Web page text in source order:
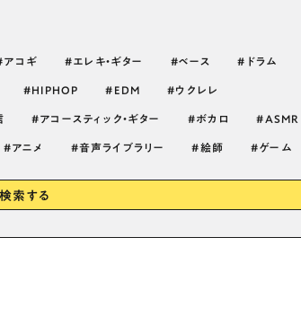
アコギ エレキ・ギター ベース ドラム
HIPHOP EDM ウクレレ
アコースティック・ギター ボカロ ASMR
アニメ 音声ライブラリー 絵師 ゲーム
検索する